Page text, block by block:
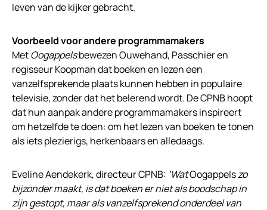
leven van de kijker gebracht.
Voorbeeld voor andere programmamakers
MetOogappelsbewezen Ouwehand, Passchier en
regisseur Koopman dat boeken en lezen een
vanzelfsprekende plaats kunnen hebben in populaire
televisie, zonder dat het belerend wordt. De CPNB hoopt
dat hun aanpak andere programmamakers inspireert
om hetzelfde te doen: om het lezen van boeken te tonen
als iets plezierigs, herkenbaars en alledaags.
Eveline Aendekerk, directeur CPNB: ‘WatOogappelszo
bijzonder maakt, is dat boeken er niet als boodschap in
zijn gestopt, maar als vanzelfsprekend onderdeel van